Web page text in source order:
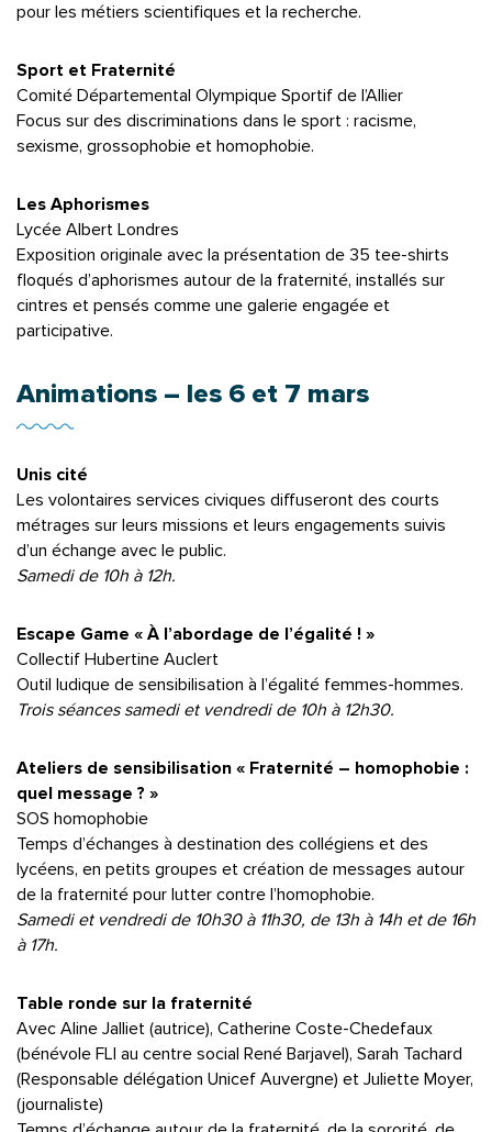
pour les métiers scientifiques et la recherche.
Sport et Fraternité
Comité Départemental Olympique Sportif de l’Allier
Focus sur des discriminations dans le sport : racisme,
sexisme, grossophobie et homophobie.
Les Aphorismes
Lycée Albert Londres
Exposition originale avec la présentation de 35 tee-shirts
floqués d’aphorismes autour de la fraternité, installés sur
cintres et pensés comme une galerie engagée et
participative.
Animations – les 6 et 7 mars
Unis cité
Les volontaires services civiques diffuseront des courts
métrages sur leurs missions et leurs engagements suivis
d’un échange avec le public.
Samedi de 10h à 12h.
Escape Game « À l’abordage de l’égalité ! »
Collectif Hubertine Auclert
Outil ludique de sensibilisation à l’égalité femmes-hommes.
Trois séances samedi et vendredi de 10h à 12h30.
Ateliers de sensibilisation « Fraternité – homophobie :
quel message ? »
SOS homophobie
Temps d’échanges à destination des collégiens et des
lycéens, en petits groupes et création de messages autour
de la fraternité pour lutter contre l’homophobie.
Samedi et vendredi de 10h30 à 11h30, de 13h à 14h et de 16h
à 17h.
Table ronde sur la fraternité
Avec Aline Jalliet (autrice), Catherine Coste-Chedefaux
(bénévole FLI au centre social René Barjavel), Sarah Tachard
(Responsable délégation Unicef Auvergne) et Juliette Moyer,
(journaliste)